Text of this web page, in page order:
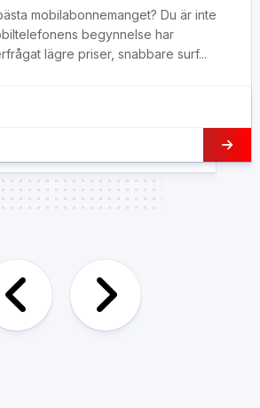
mobilabonnemanget? Du är inte
begynnelse har
lägre priser, snabbare surf...